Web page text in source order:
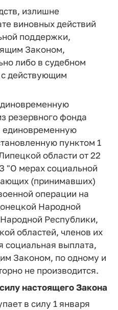
излишне
виновных действий
поддержки,
Законом,
либо в судебном
с действующим
резервного фонда
единовременную
пунктом 1
области от 22
"О мерах социальной
(принимавших)
операции на
Народной
Республики,
областей, членов их
социальная выплата,
Законом, по одному и
не производится.
настоящего Закона
в силу 1 января